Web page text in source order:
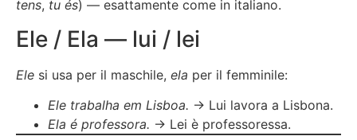
tens, tu és) — esattamente come in italiano.
Ele / Ela — lui / lei
Ele si usa per il maschile, ela per il femminile:
Ele trabalha em Lisboa. → Lui lavora a Lisbona.
Ela é professora. → Lei è professoressa.